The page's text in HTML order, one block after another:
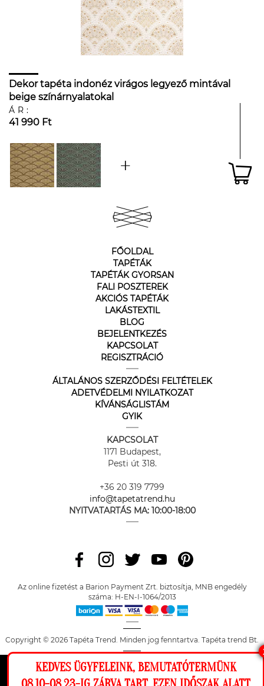
Ez a weboldal cookie-kat használ, hogy a
Dekor tapéta indonéz virágos legyező mintával
beige színárnyalatokal
ÁR:
41 990 Ft
FŐOLDAL
TAPÉTÁK
TAPÉTÁK GYORSAN
FALI POSZTEREK
AKCIÓS TAPÉTÁK
LAKÁSTEXTIL
BLOG
BEJELENTKEZÉS
KAPCSOLAT
REGISZTRÁCIÓ
ÁLTALÁNOS SZERZŐDÉSI FELTÉTELEK
ADETVÉDELMI NYILATKOZAT
KÍVÁNSÁGLISTÁM
GYIK
KAPCSOLAT
1171 Budapest,
Pesti út 318.
+36 20 319 7799
info@tapetatrend.hu
NYITVATARTÁS MA: 10:00-18:00
Az online fizetést a Barion Payment Zrt. biztosítja, MNB engedély
száma: H-EN-I-1064/2013
Copyright © 2026 Tapéta Trend. Minden jog fenntartva. Tapéta trend Bt.
KEDVES ÜGYFELEINK, BEMUTATÓTERMÜNK